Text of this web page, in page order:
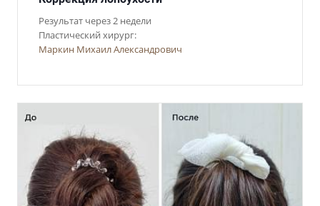
Результат через 2 недели
Пластический хирург:
Маркин Михаил Александрович